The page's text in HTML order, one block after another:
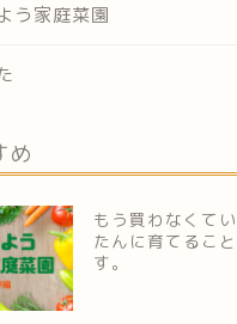
う家庭菜園
め
もう買わなくて
たんに育てるこ
す。